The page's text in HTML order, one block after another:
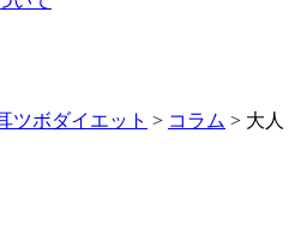
ツボダイエット > コラム > 大人